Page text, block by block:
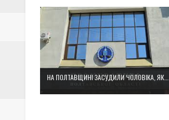
НА ПОЛТАВЩИНІ ЗАСУДИЛИ ЧОЛОВІКА, ЯК...